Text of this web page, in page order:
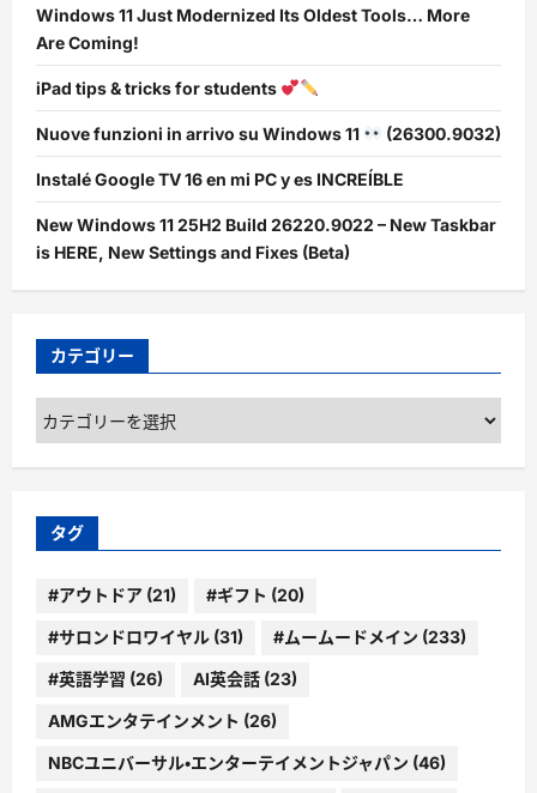
Windows 11 Just Modernized Its Oldest Tools… More
Are Coming!
iPad tips & tricks for students
Nuove funzioni in arrivo su Windows 11 (26300.9032)
Instalé Google TV 16 en mi PC y es INCREÍBLE
New Windows 11 25H2 Build 26220.9022 – New Taskbar
is HERE, New Settings and Fixes (Beta)
カテゴリー
カ
テ
ゴ
ー
タグ
#アウトドア (21) #ギフト (20)
#サロンドロワイヤル (31) #ムームードメイン (233)
#英語学習 (26) AI英会話 (23)
AMGエンタテインメント (26)
NBCユニバーサル・エンターテイメントジャパン (46)